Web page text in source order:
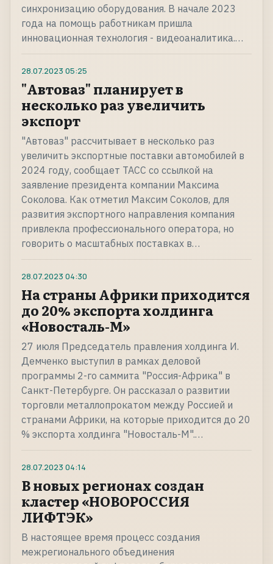
синхронизацию оборудования. В начале 2023
года на помощь работникам пришла
инновационная технология - видеоаналитика.…
28.07.2023 05:25
"Автоваз" планирует в
несколько раз увеличить
экспорт
"Автоваз" рассчитывает в несколько раз
увеличить экспортные поставки автомобилей в
2024 году, сообщает ТАСС со ссылкой на
заявление президента компании Максима
Соколова. Как отметил Максим Соколов, для
развития экспортного направления компания
привлекла профессионального оператора, но
говорить о масштабных поставках в…
28.07.2023 04:30
На страны Африки приходится
до 20% экспорта холдинга
«Новосталь-М»
27 июля Председатель правления холдинга И.
Демченко выступил в рамках деловой
программы 2-го саммита "Россия-Африка" в
Санкт-Петербурге. Он рассказал о развитии
торговли металлопрокатом между Россией и
странами Африки, на которые приходится до 20
% экспорта холдинга "Новосталь-М".…
28.07.2023 04:14
В новых регионах создан
кластер «НОВОРОССИЯ
ЛИФТЭК»
В настоящее время процесс создания
межрегионального объединения